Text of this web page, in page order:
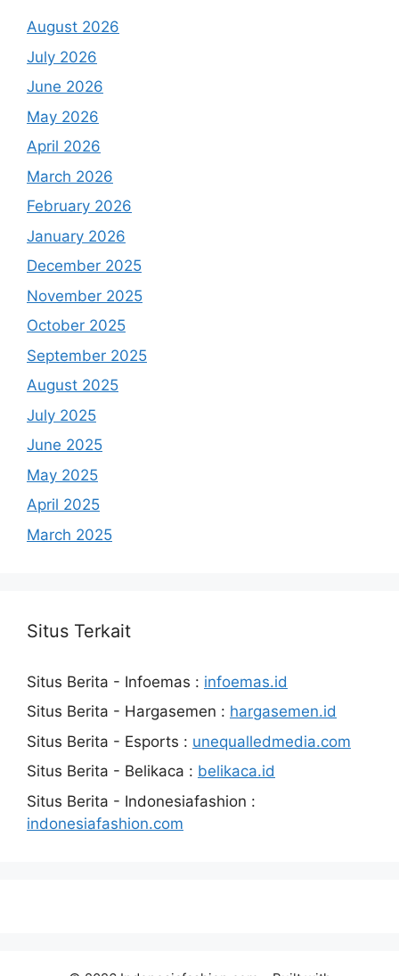
August 2026
July 2026
June 2026
May 2026
April 2026
March 2026
February 2026
January 2026
December 2025
November 2025
October 2025
September 2025
August 2025
July 2025
June 2025
May 2025
April 2025
March 2025
Situs Terkait
Situs Berita - Infoemas : infoemas.id
Situs Berita - Hargasemen : hargasemen.id
Situs Berita - Esports : unequalledmedia.com
Situs Berita - Belikaca : belikaca.id
Situs Berita - Indonesiafashion :
indonesiafashion.com